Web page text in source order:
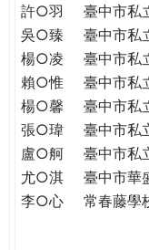
許○羽
臺中市私
吳○臻
臺中市私
楊○凌
臺中市私
賴○惟
臺中市私
楊○馨
臺中市私
張○瑋
臺中市私
盧○舸
臺中市私
尤○淇
臺中市華
李○心
常春藤學